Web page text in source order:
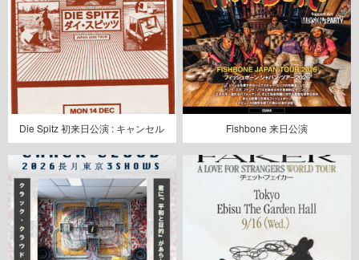
Die Spitz 初来日公演 : キャンセル Fishbone 来日公演